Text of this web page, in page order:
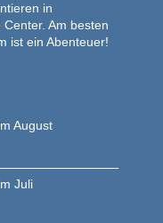
in
Am besten
ist ein Abenteuer!
August
Juli